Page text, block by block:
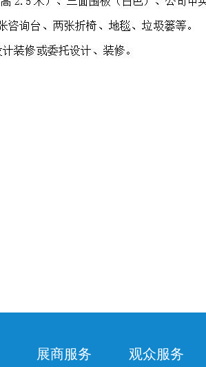
展商服务 观众服务